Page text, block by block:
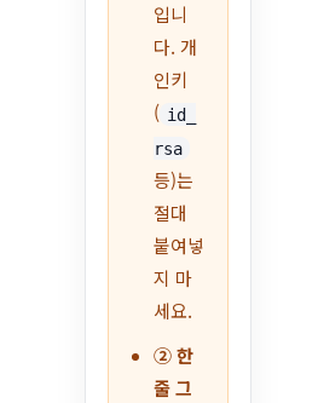
입니
다. 개
인키
( id_
rsa
등)는
절대
붙여넣
지 마
세요.
② 한
줄 그